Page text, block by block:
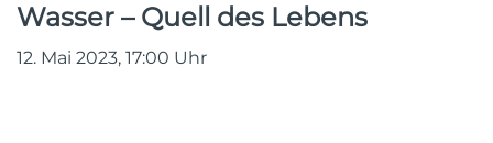
Wasser – Quell des Lebens
12. Mai 2023, 17:00 Uhr